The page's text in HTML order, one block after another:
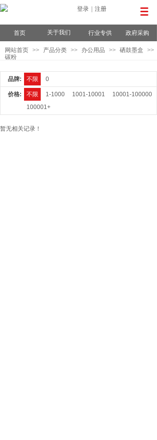
登录 注册
首页 关于我们 行业专供 政府采购
网站首页 >> 产品分类 >> 办公用品 >> 硒鼓墨盒
>>
碳粉
品牌: 不限 0
价格: 不限 1-1000 1001-10001
10001-100000
100001+
暂无相关记录！